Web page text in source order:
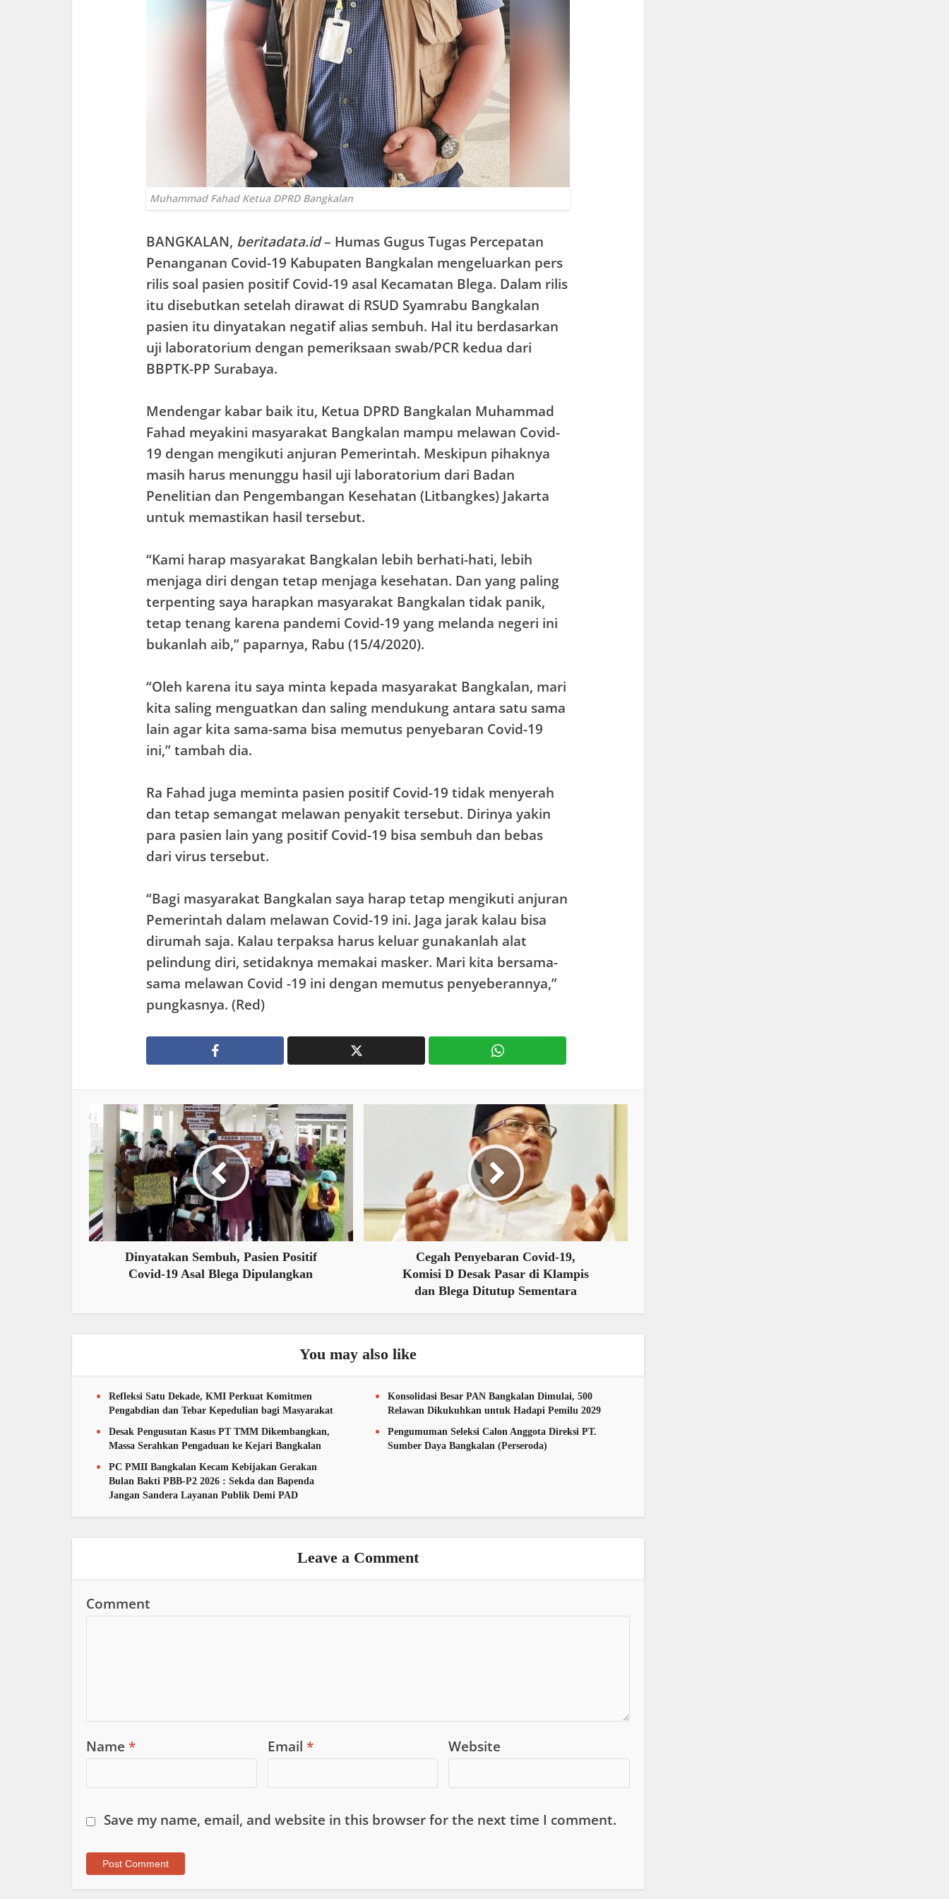
Muhammad Fahad Ketua DPRD Bangkalan
BANGKALAN, beritadata.id– Humas Gugus Tugas Percepatan
Penanganan Covid-19 Kabupaten Bangkalan mengeluarkan pers
rilis soal pasien positif Covid-19 asal Kecamatan Blega. Dalam rilis
itu disebutkan setelah dirawat di RSUD Syamrabu Bangkalan
pasien itu dinyatakan negatif alias sembuh. Hal itu berdasarkan
uji laboratorium dengan pemeriksaan swab/PCR kedua dari
BBPTK-PP Surabaya.
Mendengar kabar baik itu, Ketua DPRD Bangkalan Muhammad
Fahad meyakini masyarakat Bangkalan mampu melawan Covid-
19 dengan mengikuti anjuran Pemerintah. Meskipun pihaknya
masih harus menunggu hasil uji laboratorium dari Badan
Penelitian dan Pengembangan Kesehatan (Litbangkes) Jakarta
untuk memastikan hasil tersebut.
“Kami harap masyarakat Bangkalan lebih berhati-hati, lebih
menjaga diri dengan tetap menjaga kesehatan. Dan yang paling
terpenting saya harapkan masyarakat Bangkalan tidak panik,
tetap tenang karena pandemi Covid-19 yang melanda negeri ini
bukanlah aib,” paparnya, Rabu (15/4/2020).
“Oleh karena itu saya minta kepada masyarakat Bangkalan, mari
kita saling menguatkan dan saling mendukung antara satu sama
lain agar kita sama-sama bisa memutus penyebaran Covid-19
ini,” tambah dia.
Ra Fahad juga meminta pasien positif Covid-19 tidak menyerah
dan tetap semangat melawan penyakit tersebut. Dirinya yakin
para pasien lain yang positif Covid-19 bisa sembuh dan bebas
dari virus tersebut.
“Bagi masyarakat Bangkalan saya harap tetap mengikuti anjuran
Pemerintah dalam melawan Covid-19 ini. Jaga jarak kalau bisa
dirumah saja. Kalau terpaksa harus keluar gunakanlah alat
pelindung diri, setidaknya memakai masker. Mari kita bersama-
sama melawan Covid -19 ini dengan memutus penyeberannya,”
pungkasnya. (Red)
Dinyatakan Sembuh, Pasien Positif
Covid-19 Asal Blega Dipulangkan
Cegah Penyebaran Covid-19,
Komisi D Desak Pasar di Klampis
dan Blega Ditutup Sementara
You may also like
Refleksi Satu Dekade, KMI Perkuat Komitmen
Pengabdian dan Tebar Kepedulian bagi Masyarakat
Konsolidasi Besar PAN Bangkalan Dimulai, 500
Relawan Dikukuhkan untuk Hadapi Pemilu 2029
Desak Pengusutan Kasus PT TMM Dikembangkan,
Massa Serahkan Pengaduan ke Kejari Bangkalan
Pengumuman Seleksi Calon Anggota Direksi PT.
Sumber Daya Bangkalan (Perseroda)
PC PMII Bangkalan Kecam Kebijakan Gerakan
Bulan Bakti PBB-P2 2026 : Sekda dan Bapenda
Jangan Sandera Layanan Publik Demi PAD
Leave a Comment
Comment
Name * Email * Website
Save my name, email, and website in this browser for the next time I comment.